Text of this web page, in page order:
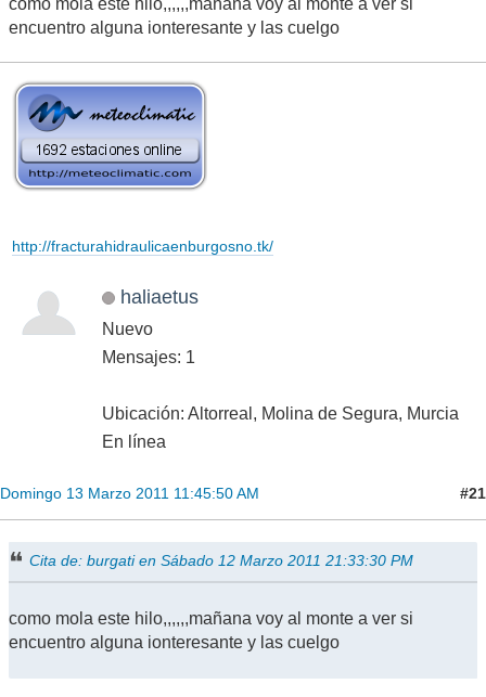
como mola este hilo,,,,,,mañana voy al monte a ver si
encuentro alguna ionteresante y las cuelgo
http://fracturahidraulicaenburgosno.tk/
haliaetus
Nuevo
Mensajes: 1
Ubicación: Altorreal, Molina de Segura, Murcia
En línea
Domingo 13 Marzo 2011 11:45:50 AM #21
Cita de: burgati en Sábado 12 Marzo 2011 21:33:30 PM
como mola este hilo,,,,,,mañana voy al monte a ver si
encuentro alguna ionteresante y las cuelgo